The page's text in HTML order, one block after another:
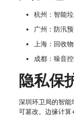
杭州：智能
广州：防汛
上海：回收物
成都：噪音控
隐私保
深圳环卫局的智能
可篡改。边缘计